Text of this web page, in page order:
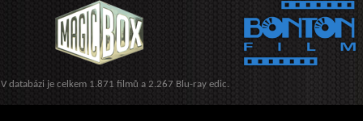
V databázi je celkem 1.871 filmů a 2.267 Blu-ray edic.